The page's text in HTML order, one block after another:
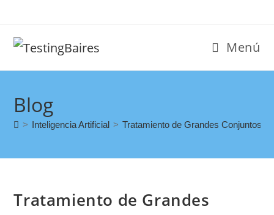
Menú
Blog
> Inteligencia Artificial > Tratamiento de Grandes Conjuntos
Tratamiento de Grandes